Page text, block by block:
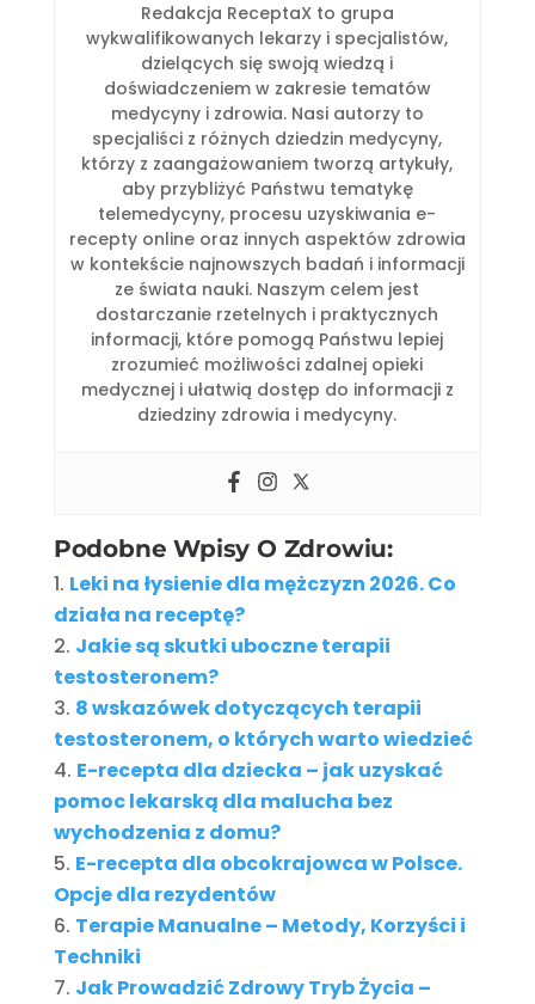
Redakcja ReceptaX to grupa
wykwalifikowanych lekarzy i specjalistów,
dzielących się swoją wiedzą i
doświadczeniem w zakresie tematów
medycyny i zdrowia. Nasi autorzy to
specjaliści z różnych dziedzin medycyny,
którzy z zaangażowaniem tworzą artykuły,
aby przybliżyć Państwu tematykę
telemedycyny, procesu uzyskiwania e-
recepty online oraz innych aspektów zdrowia
w kontekście najnowszych badań i informacji
ze świata nauki. Naszym celem jest
dostarczanie rzetelnych i praktycznych
informacji, które pomogą Państwu lepiej
zrozumieć możliwości zdalnej opieki
medycznej i ułatwią dostęp do informacji z
dziedziny zdrowia i medycyny.
Podobne Wpisy O Zdrowiu:
Leki na łysienie dla mężczyzn 2026. Co
działa na receptę?
Jakie są skutki uboczne terapii
testosteronem?
8 wskazówek dotyczących terapii
testosteronem, o których warto wiedzieć
E-recepta dla dziecka – jak uzyskać
pomoc lekarską dla malucha bez
wychodzenia z domu?
E-recepta dla obcokrajowca w Polsce.
Opcje dla rezydentów
Terapie Manualne – Metody, Korzyści i
Techniki
Jak Prowadzić Zdrowy Tryb Życia –